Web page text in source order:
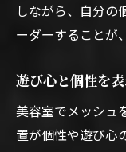
法
髪に優
秘訣
ダメー
対策
しながら、自分の
ーダーすることが
遊び心と個性を
美容室でメッシュ
置が個性や遊び心